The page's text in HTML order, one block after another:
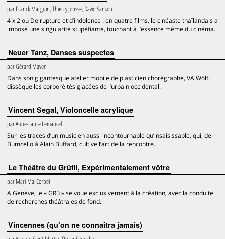
parFranck Marguin, Thierry Jousse, David Sanson
4 x 2 ou De rupture et d’indolence : en quatre films, le cinéaste thaïlandais a
imposé une singularité stupéfiante, touchant à l’essence même du cinéma.
Neuer Tanz, Danses suspectes
parGérard Mayen
Dans son gigantesque atelier mobile de plasticien chorégraphe, VA Wölfl
dissèque les corporéités glacées de l’urbain occidental.
Vincent Segal, Violoncelle acrylique
parAnne-Laure Lemancel
Sur les traces d’un musicien aussi incontournable qu’insaisissable, qui, de
Bumcello à Alain Buffard, cultive l’art de la rencontre.
Le Théâtre du Grütli, Expérimentalement vôtre
parMari-Mai Corbel
A Genève, le « GRü » se voue exclusivement à la création, avec la conduite
de recherches théâtrales de fond.
Vincennes (qu’on ne connaîtra jamais)